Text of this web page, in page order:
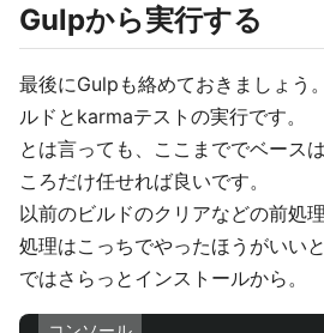
Gulpから実行する
最後にGulpも絡めておきましょう
ルドとkarmaテストの実行です。
とは言っても、ここまででベース
ころだけ任せれば良いです。
以前のビルドのクリアなどの前処
処理はこっちでやったほうがいいと
ではさらっとインストールから。